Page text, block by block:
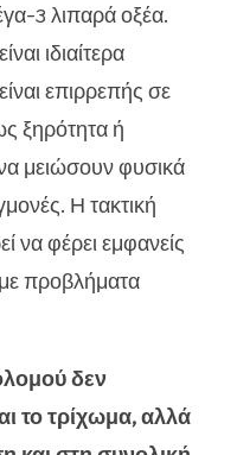
3 λιπαρά οξέα.
ιδιαίτερα
επιρρεπής σε
ξηρότητα ή
μειώσουν φυσικά
Η τακτική
να φέρει εμφανείς
προβλήματα
δεν
το τρίχωμα, αλλά